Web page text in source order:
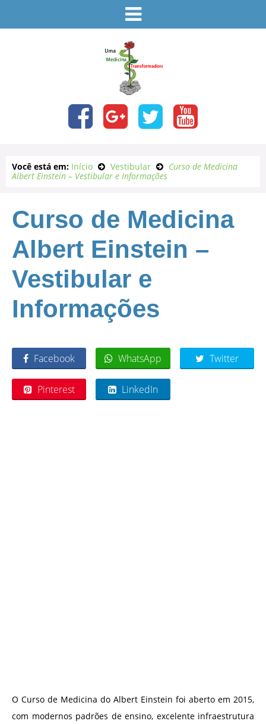
Você está em: Início Vestibular
Curso de Medicina
Albert Einstein – Vestibular e Informações
Curso de Medicina
Albert Einstein –
Vestibular e
Informações
Facebook WhatsApp Twitter
Pinterest LinkedIn
O Curso de Medicina do Albert Einstein foi aberto em 2015,
com modernos padrões de ensino, excelente infraestrutura